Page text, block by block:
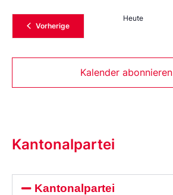
VorherigeVeranstaltungen
Heute
Kalender abonnieren
Kantonalpartei
Kantonalpartei